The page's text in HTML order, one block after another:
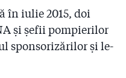
să-și asume eșecul
la Colectiv!”
dosarului sponsorizărilor
DNA l-a clasat de
de la Colectiv!
în iulie 2015, doi
și șefii pompierilor
sponsorizărilor și le-